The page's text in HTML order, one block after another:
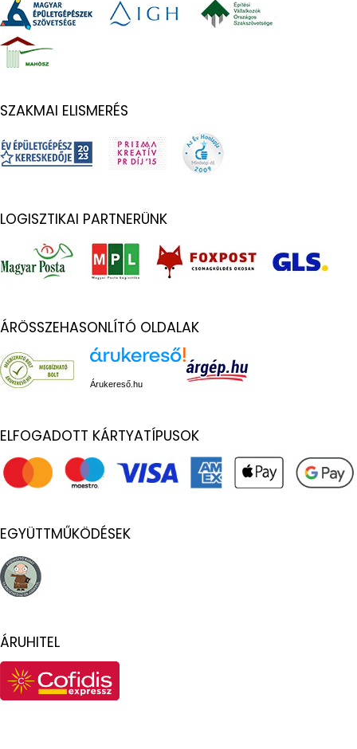
SZAKMAI ELISMERÉS
LOGISZTIKAI PARTNERÜNK
ÁRÖSSZEHASONLÍTÓ OLDALAK
Árukereső.hu
ELFOGADOTT KÁRTYATÍPUSOK
EGYÜTTMŰKÖDÉSEK
ÁRUHITEL